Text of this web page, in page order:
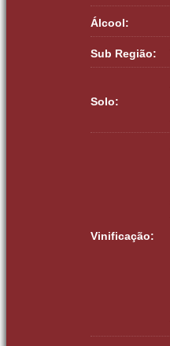
Álcool:
Sub Região:
Solo:
Vinificação: